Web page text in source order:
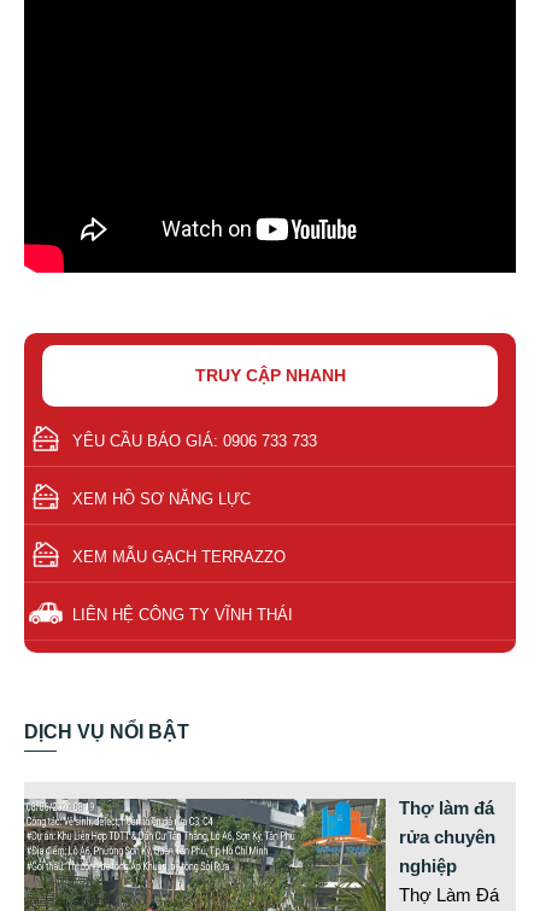
TRUY CẬP NHANH
YÊU CẦU BÁO GIÁ: 0906 733 733
XEM HỒ SƠ NĂNG LỰC
XEM MẪU GẠCH TERRAZZO
LIÊN HỆ CÔNG TY VĨNH THÁI
DỊCH VỤ NỔI BẬT
Thợ làm đá
rửa chuyên
nghiệp
Thợ Làm Đá